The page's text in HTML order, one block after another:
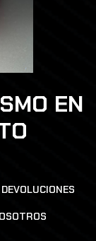
EN